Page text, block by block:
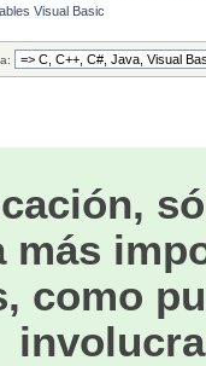
Visual Basic
más
como